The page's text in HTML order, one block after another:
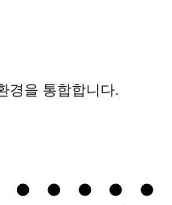
경을 통합합니다.